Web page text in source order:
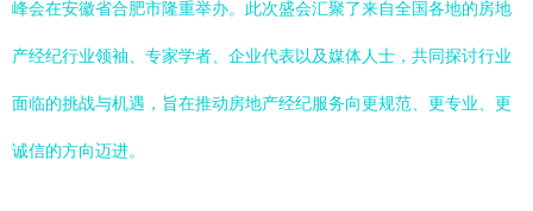
峰会在安徽省合肥市隆重举办。此次盛会汇聚了来自全国各地的房地
产经纪行业领袖、专家学者、企业代表以及媒体人士，共同探讨行业
面临的挑战与机遇，旨在推动房地产经纪服务向更规范、更专业、更
诚信的方向迈进。